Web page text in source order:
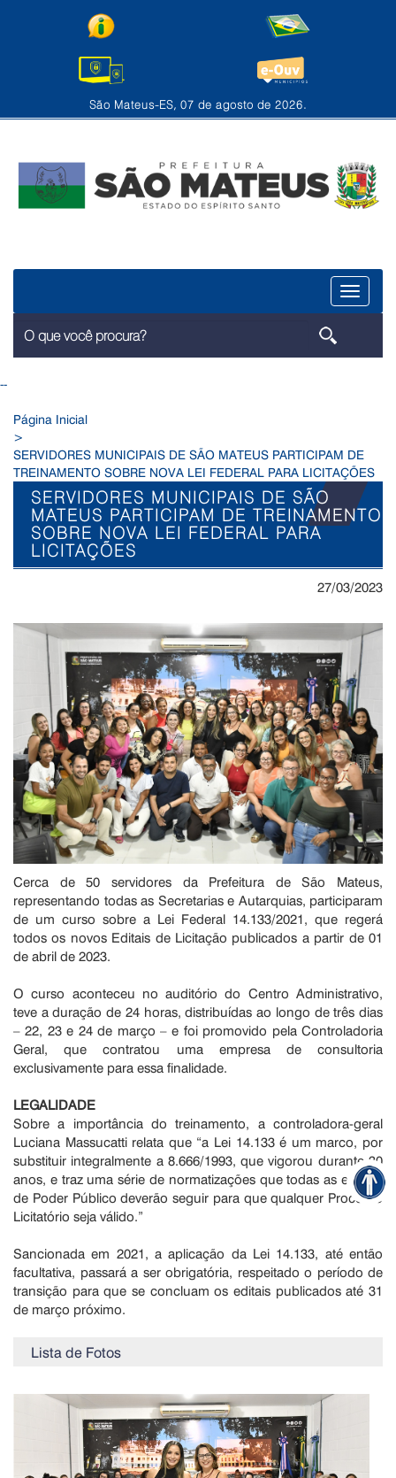
São Mateus-ES, 07 de agosto de 2026.
Menu
--
Página Inicial
>
SERVIDORES MUNICIPAIS DE SÃO MATEUS PARTICIPAM DE
TREINAMENTO SOBRE NOVA LEI FEDERAL PARA LICITAÇÕES
SERVIDORES MUNICIPAIS DE SÃO
MATEUS PARTICIPAM DE TREINAMENTO
SOBRE NOVA LEI FEDERAL PARA
LICITAÇÕES
27/03/2023
Cerca de 50 servidores da Prefeitura de São Mateus,
representando todas as Secretarias e Autarquias, participaram
de um curso sobre a Lei Federal 14.133/2021, que regerá
todos os novos Editais de Licitação publicados a partir de 01
de abril de 2023.
O curso aconteceu no auditório do Centro Administrativo,
teve a duração de 24 horas, distribuídas ao longo de três dias
– 22, 23 e 24 de março – e foi promovido pela Controladoria
Geral, que contratou uma empresa de consultoria
exclusivamente para essa finalidade.
LEGALIDADE
Sobre a importância do treinamento, a controladora-geral
Luciana Massucatti relata que “a Lei 14.133 é um marco, por
substituir integralmente a 8.666/1993, que vigorou durante 30
anos, e traz uma série de normatizações que todas as esferas
de Poder Público deverão seguir para que qualquer Processo
Licitatório seja válido.”
Sancionada em 2021, a aplicação da Lei 14.133, até então
facultativa, passará a ser obrigatória, respeitado o período de
transição para que se concluam os editais publicados até 31
de março próximo.
Lista de Fotos